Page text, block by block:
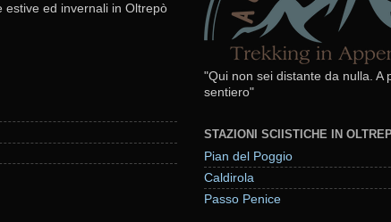
estive ed invernali in Oltrepò
"Qui non sei distante da nulla. A
sentiero"
STAZIONI SCIISTICHE IN
Pian del Poggio
Caldirola
Passo Penice